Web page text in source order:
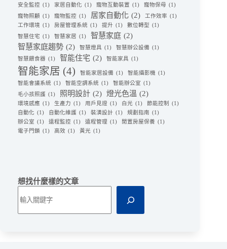
安全監控 (1) 家居自動化 (1) 寵物互動裝置 (1) 寵物保母 (1)
寵物照顧 (1) 寵物監控 (1) 居家自動化 (2) 工作效率 (1)
工作環境 (1) 房屋管理系統 (1) 提升 (1) 數位轉型 (1)
智慧住宅 (1) 智慧家居 (1) 智慧家庭 (2)
智慧家庭趨勢 (2) 智慧燈具 (1) 智慧辦公設備 (1)
智慧餵食器 (1) 智能住宅 (2) 智能家具 (1)
智能家居 (4) 智能家居設備 (1) 智能攝影機 (1)
智能會議系統 (1) 智能空調系統 (1) 智能辦公室 (1)
毛小孩照護 (1) 照明設計 (2) 燈光色溫 (2)
環境感應 (1) 生產力 (1) 用戶見證 (1) 白光 (1) 節能控制
(1)
自動化 (1) 自動化維護 (1) 裝潢設計 (1) 規劃指南 (1)
辦公室 (1) 遠程監控 (1) 遠程管理 (1) 閒置房屋保養 (1)
電子門鎖 (1) 高效 (1) 黃光 (1)
想找什麼樣的文章